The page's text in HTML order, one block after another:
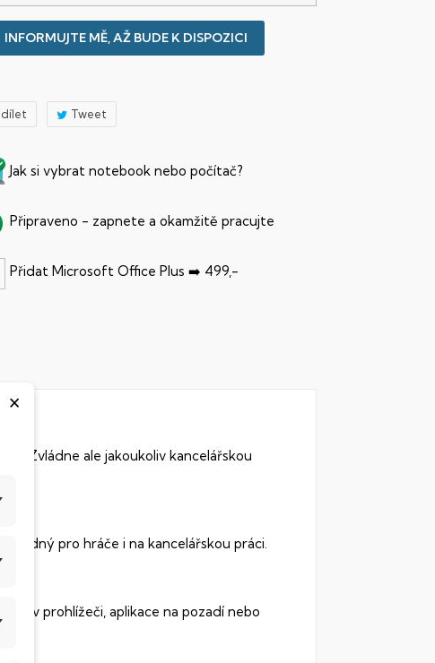
INFORMUJTE MĚ, AŽ BUDE K DISPOZICI
Tweet
Jak si vybrat notebook nebo počítač?
Připraveno - zapnete a okamžitě pracujte
Přidat Microsoft Office Plus ➡️ 499,-
Zvládne ale jakoukoliv kancelářskou
pro hráče i na kancelářskou práci.
v prohlížeči, aplikace na pozadí nebo
×